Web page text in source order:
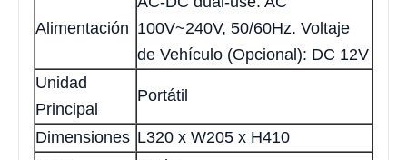
Alimentación 100V~240V, 50/60Hz. Voltaje
de Vehículo (Opcional): DC 12V
Unidad
Principal
Portátil
Dimensiones L320 x W205 x H410